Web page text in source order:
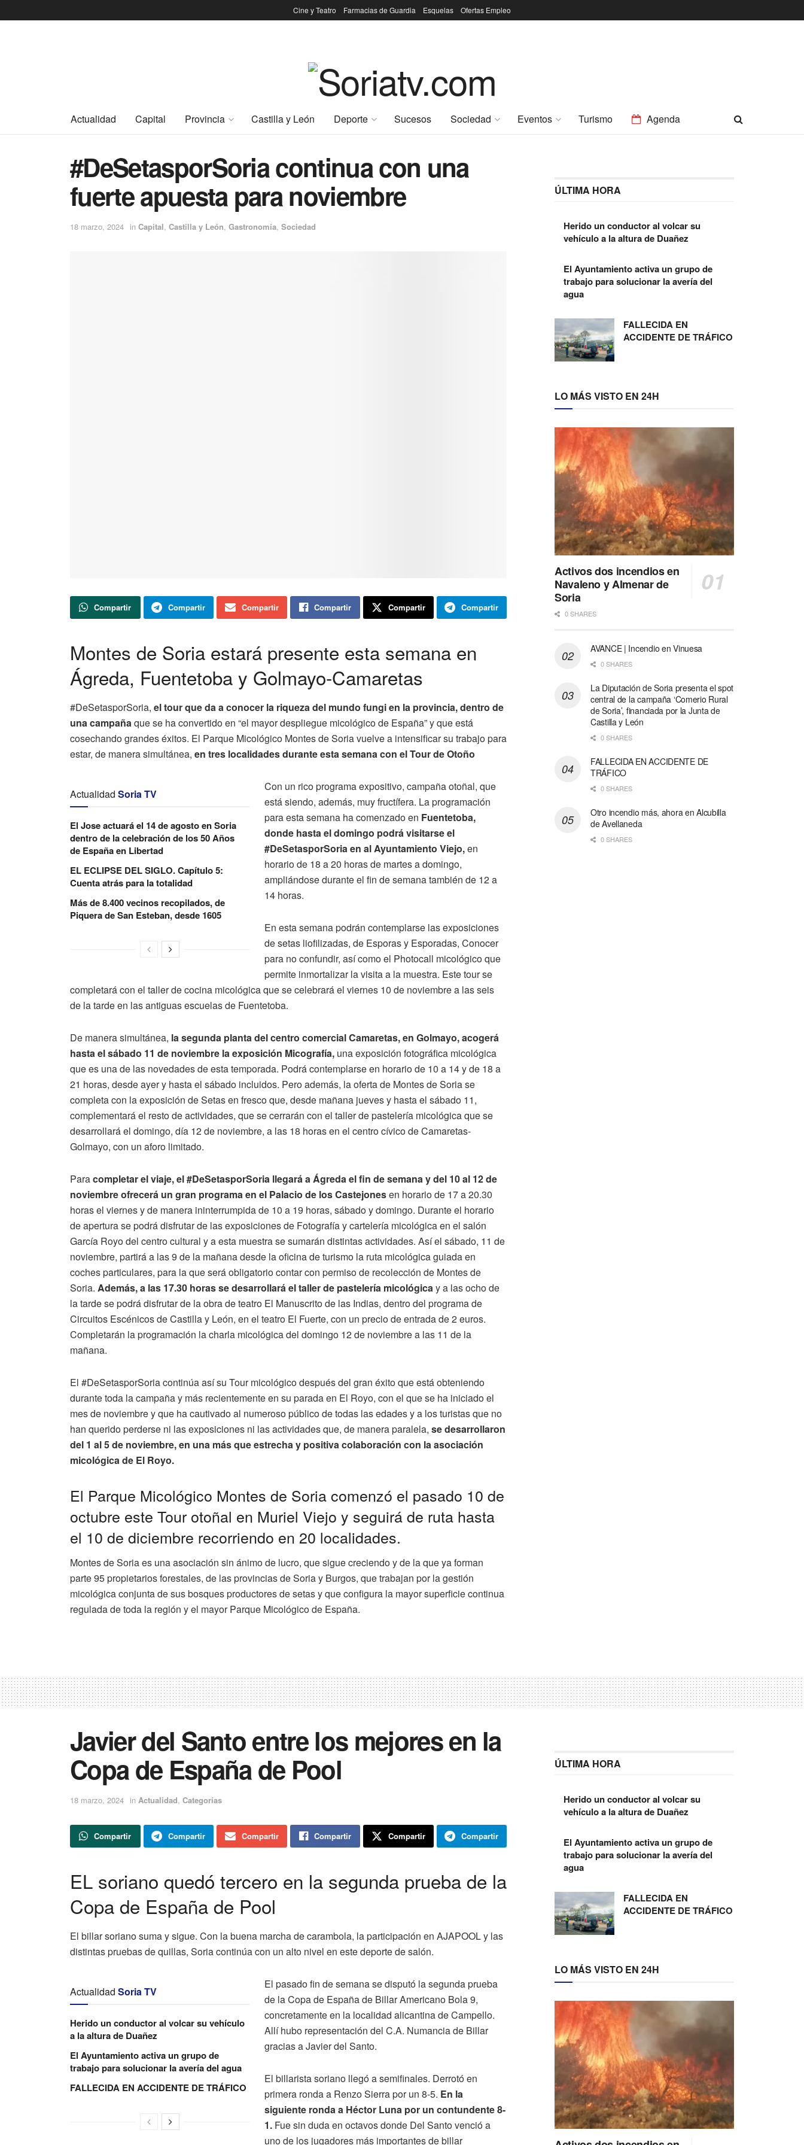
Cine y Teatro Farmacias de Guardia Esquelas Ofertas Empleo
Actualidad Capital Provincia Castilla y León Deporte Sucesos Sociedad Eventos Turismo Agenda
#DeSetasporSoria continua con una
fuerte apuesta para noviembre
18 marzo, 2024 in Capital, Castilla y León, Gastronomía, Sociedad
Compartir Compartir Compartir Compartir Compartir Compartir
Montes de Soria estará presente esta semana en
Ágreda, Fuentetoba y Golmayo-Camaretas
#DeSetasporSoria, el tour que da a conocer la riqueza del mundo fungi en la provincia, dentro de
una campañaque se ha convertido en “el mayor despliegue micológico de España” y que está
cosechando grandes éxitos. El Parque Micológico Montes de Soria vuelve a intensificar su trabajo para
estar, de manera simultánea, en tres localidades durante esta semana con el Tour de Otoño
Actualidad Soria TV
El Jose actuará el 14 de agosto en Soria
dentro de la celebración de los 50 Años
de España en Libertad
EL ECLIPSE DEL SIGLO. Capítulo 5:
Cuenta atrás para la totalidad
Más de 8.400 vecinos recopilados, de
Piquera de San Esteban, desde 1605
Con un rico programa expositivo, campaña otoñal, que
está siendo, además, muy fructífera. La programación
para esta semana ha comenzado en Fuentetoba,
donde hasta el domingo podrá visitarse el
#DeSetasporSoria en al Ayuntamiento Viejo,en
horario de 18 a 20 horas de martes a domingo,
ampliándose durante el fin de semana también de 12 a
14 horas.
En esta semana podrán contemplarse las exposiciones
de setas liofilizadas, de Esporas y Esporadas, Conocer
para no confundir, así como el Photocall micológico que
permite inmortalizar la visita a la muestra. Este tour se
completará con el taller de cocina micológica que se celebrará el viernes 10 de noviembre a las seis
de la tarde en las antiguas escuelas de Fuentetoba.
De manera simultánea, la segunda planta del centro comercial Camaretas, en Golmayo, acogerá
hasta el sábado 11 de noviembre la exposición Micografía, una exposición fotográfica micológica
que es una de las novedades de esta temporada. Podrá contemplarse en horario de 10 a 14 y de 18 a
21 horas, desde ayer y hasta el sábado incluidos. Pero además, la oferta de Montes de Soria se
completa con la exposición de Setas en fresco que, desde mañana jueves y hasta el sábado 11,
complementará el resto de actividades, que se cerrarán con el taller de pastelería micológica que se
desarrollará el domingo, día 12 de noviembre, a las 18 horas en el centro cívico de Camaretas-
Golmayo, con un aforo limitado.
Paracompletar el viaje, el #DeSetasporSoria llegará a Ágreda el fin de semana y del 10 al 12 de
noviembre ofrecerá un gran programa en el Palacio de los Castejonesen horario de 17 a 20.30
horas el viernes y de manera ininterrumpida de 10 a 19 horas, sábado y domingo. Durante el horario
de apertura se podrá disfrutar de las exposiciones de Fotografía y cartelería micológica en el salón
García Royo del centro cultural y a esta muestra se sumarán distintas actividades. Así el sábado, 11 de
noviembre, partirá a las 9 de la mañana desde la oficina de turismo la ruta micológica guiada en
coches particulares, para la que será obligatorio contar con permiso de recolección de Montes de
Soria. Además, a las 17.30 horas se desarrollará el taller de pastelería micológicay a las ocho de
la tarde se podrá disfrutar de la obra de teatro El Manuscrito de las Indias, dentro del programa de
Circuitos Escénicos de Castilla y León, en el teatro El Fuerte, con un precio de entrada de 2 euros.
Completarán la programación la charla micológica del domingo 12 de noviembre a las 11 de la
mañana.
El #DeSetasporSoria continúa así su Tour micológico después del gran éxito que está obteniendo
durante toda la campaña y más recientemente en su parada en El Royo, con el que se ha iniciado el
mes de noviembre y que ha cautivado al numeroso público de todas las edades y a los turistas que no
han querido perderse ni las exposiciones ni las actividades que, de manera paralela, se desarrollaron
del 1 al 5 de noviembre, en una más que estrecha y positiva colaboración con la asociación
micológica de El Royo.
El Parque Micológico Montes de Soria comenzó el pasado 10 de
octubre este Tour otoñal en Muriel Viejo y seguirá de ruta hasta
el 10 de diciembre recorriendo en 20 localidades.
Montes de Soria es una asociación sin ánimo de lucro, que sigue creciendo y de la que ya forman
parte 95 propietarios forestales, de las provincias de Soria y Burgos, que trabajan por la gestión
micológica conjunta de sus bosques productores de setas y que configura la mayor superficie continua
regulada de toda la región y el mayor Parque Micológico de España.
ÚLTIMA HORA
Herido un conductor al volcar su
vehículo a la altura de Duañez
El Ayuntamiento activa un grupo de
trabajo para solucionar la avería del
agua
FALLECIDA EN
ACCIDENTE DE TRÁFICO
LO MÁS VISTO EN 24H
Activos dos incendios en
Navaleno y Almenar de
Soria
0 SHARES
AVANCE | Incendio en Vinuesa
0 SHARES
La Diputación de Soria presenta el spot
central de la campaña ‘Comerio Rural
de Soria’, financiada por la Junta de
Castilla y León
0 SHARES
FALLECIDA EN ACCIDENTE DE
TRÁFICO
0 SHARES
Otro incendio más, ahora en Alcubilla
de Avellaneda
0 SHARES
Javier del Santo entre los mejores en la
Copa de España de Pool
18 marzo, 2024 in Actualidad, Categorías
Compartir Compartir Compartir Compartir Compartir Compartir
EL soriano quedó tercero en la segunda prueba de la
Copa de España de Pool
El billar soriano suma y sigue. Con la buena marcha de carambola, la participación en AJAPOOL y las
distintas pruebas de quillas, Soria continúa con un alto nivel en este deporte de salón.
Actualidad Soria TV
Herido un conductor al volcar su vehículo
a la altura de Duañez
El Ayuntamiento activa un grupo de
trabajo para solucionar la avería del agua
FALLECIDA EN ACCIDENTE DE TRÁFICO
El pasado fin de semana se disputó la segunda prueba
de la Copa de España de Billar Americano Bola 9,
concretamente en la localidad alicantina de Campello.
Allí hubo representación del C.A. Numancia de Billar
gracias a Javier del Santo.
El billarista soriano llegó a semifinales. Derrotó en
primera ronda a Renzo Sierra por un 8-5. En la
siguiente ronda a Héctor Luna por un contundente 8-
1. Fue sin duda en octavos donde Del Santo venció a
uno de los jugadores más importantes de billar
ÚLTIMA HORA
Herido un conductor al volcar su
vehículo a la altura de Duañez
El Ayuntamiento activa un grupo de
trabajo para solucionar la avería del
agua
FALLECIDA EN
ACCIDENTE DE TRÁFICO
LO MÁS VISTO EN 24H